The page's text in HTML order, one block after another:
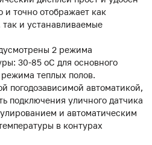
точно отображает как
так и устанавливаемые
2 режима
30-85 оС для основного
теплых полов.
погодозависимой автоматикой,
подключения уличного датчика
и автоматическим
в контурах